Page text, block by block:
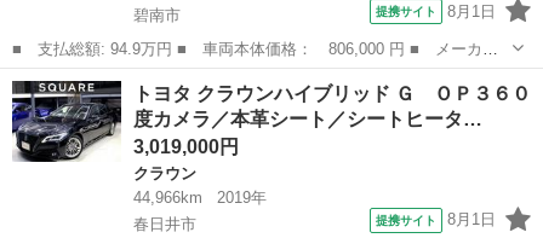
碧南市
提携サイト 8月1日
■ 支払総額: 94.9万円 ■ 車両本体価格： 806,000 円 ■ メーカー
名： トヨタ ■ 車種名： クラウン ■ グレード名： ロイヤルサ
ルーン ２０インチアルミ／パワーシート／キーレスキー／オートラ
イト／オート...
愛知 碧南市 クラウン
トヨタ クラウンハイブリッド Ｇ ＯＰ３６０
度カメラ／本革シート／シートヒータ…
3,019,000円
クラウン
44,966km
2019年
春日井市
提携サイト 8月1日